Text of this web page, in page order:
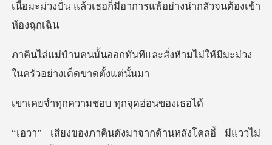
เนื้อมะม่วงปั่น แล้วเธอก็มี
ีและสั่งห้ามไม่ให้มีมะม่วง
ใน
วามชอบ ทุกจุ
ังโคลอี้ มีแววไม่